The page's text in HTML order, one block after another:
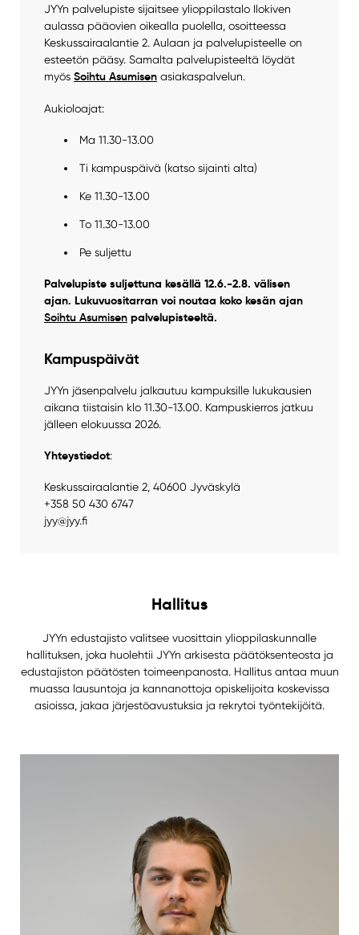
JYYn palvelupiste sijaitsee ylioppilastalo Ilokiven
aulassa pääovien oikealla puolella, osoitteessa
Keskussairaalantie 2. Aulaan ja palvelupisteelle on
esteetön pääsy. Samalta palvelupisteeltä löydät
myös Soihtu Asumisenasiakaspalvelun.
Aukioloajat:
Ma 11.30-13.00
Ti kampuspäivä (katso sijainti alta)
Ke 11.30-13.00
To 11.30-13.00
Pe suljettu
Palvelupiste suljettuna kesällä 12.6.-2.8. välisen
ajan. Lukuvuositarran voi noutaa koko kesän ajan
Soihtu Asumisenpalvelupisteeltä.
Kampuspäivät
JYYn jäsenpalvelu jalkautuu kampuksille lukukausien
aikana tiistaisin klo 11.30-13.00. Kampuskierros jatkuu
jälleen elokuussa 2026.
Yhteystiedot:
Keskussairaalantie 2, 40600 Jyväskylä
+358 50 430 6747
jyy@jyy.fi
Hallitus
JYYn edustajisto valitsee vuosittain ylioppilaskunnalle
hallituksen, joka huolehtii JYYn arkisesta päätöksenteosta ja
edustajiston päätösten toimeenpanosta. Hallitus antaa muun
muassa lausuntoja ja kannanottoja opiskelijoita koskevissa
asioissa, jakaa järjestöavustuksia ja rekrytoi työntekijöitä.